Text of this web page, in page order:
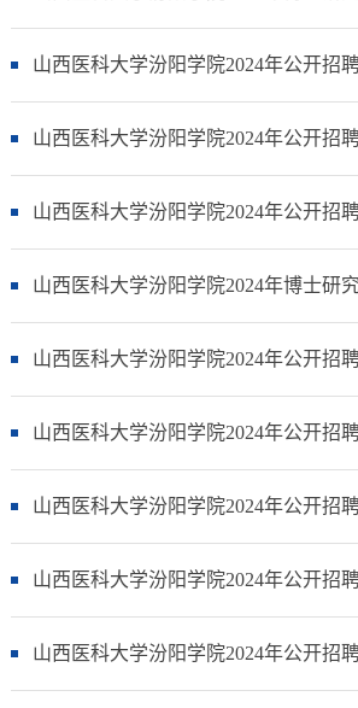
山西医科大学汾阳学院2024年公开招
山西医科大学汾阳学院2024年公开招
山西医科大学汾阳学院2024年公开招
山西医科大学汾阳学院2024年博士研
山西医科大学汾阳学院2024年公开招
山西医科大学汾阳学院2024年公开招
山西医科大学汾阳学院2024年公开招
山西医科大学汾阳学院2024年公开招
山西医科大学汾阳学院2024年公开招